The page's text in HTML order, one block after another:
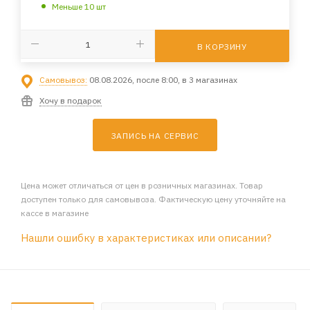
Меньше 10 шт
В КОРЗИНУ
Самовывоз: 08.08.2026, после 8:00, в 3 магазинах
Хочу в подарок
ЗАПИСЬ НА СЕРВИС
Цена может отличаться от цен в розничных магазинах. Товар
доступен только для самовывоза. Фактическую цену уточняйте на
кассе в магазине
Нашли ошибку в характеристиках или описании?